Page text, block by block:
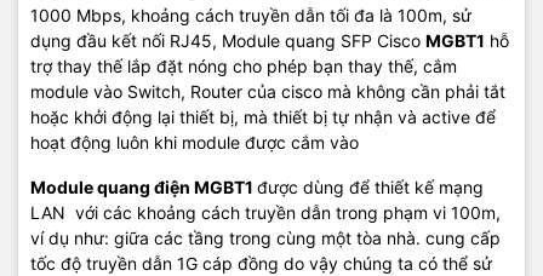
1000 Mbps, khoảng cách truyền dẫn tối đa là 100m, sử
dụng đầu kết nối RJ45, Module quang SFP Cisco MGBT1​ hỗ
trợ thay thế lắp đặt nóng cho phép bạn thay thế, cắm
module vào Switch, Router của cisco mà không cần phải tắt
hoặc khởi động lại thiết bị, mà thiết bị tự nhận và active để
hoạt động luôn khi module được cắm vào
Module quang điện MGBT1 được dùng để thiết kế mạng
LAN với các khoảng cách truyền dẫn trong phạm vi 100m,
ví dụ như: giữa các tầng trong cùng một tòa nhà. cung cấp
tốc độ truyền dẫn 1G cáp đồng do vậy chúng ta có thể sử